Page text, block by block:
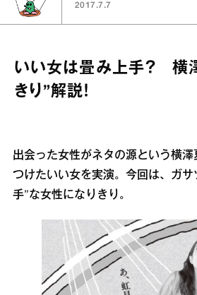
2017.7.7
いい女は畳み上手？ 横
きり”解説！
出会った女性がネタの源という横
つけたいい女を実演。今回は、ガサ
手”な女性になりきり。